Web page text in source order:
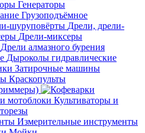
Генераторы
Грузоподъёмное
Дрели, дрели-
Дрели-миксеры
Дрели алмазного бурения
Дыроколы гидравлические
Затирочные машины
Краскопульты
Культиваторы и
Измерительные инструменты